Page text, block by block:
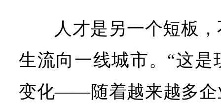
人才是另一个短板
生流向一线城市。“这
变化——随着越来越多企